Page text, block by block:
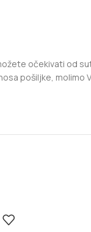
očekivati od
pošiljke,